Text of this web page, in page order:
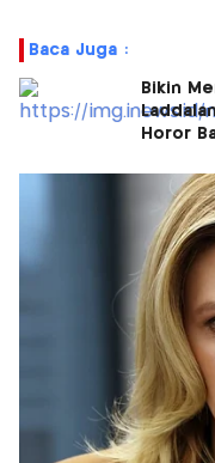
Baca Juga :
Bikin
Horor